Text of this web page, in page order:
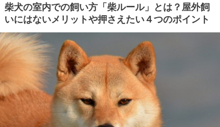
柴犬の室内での飼い方「柴ルール」とは？屋外飼
いにはないメリットや押さえたい４つのポイント